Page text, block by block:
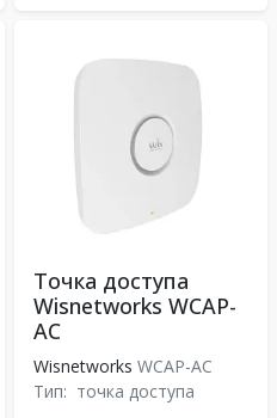
Точка доступа
Wisnetworks WCAP-
AC
Wisnetworks WCAP-AC
Тип: точка доступа